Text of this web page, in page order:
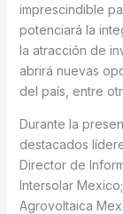
imprescindible
potenciará la
la atracción de
abrirá nuevas
del país, entre
Durante la
destacados
Director de
Intersolar
Agrovoltaica